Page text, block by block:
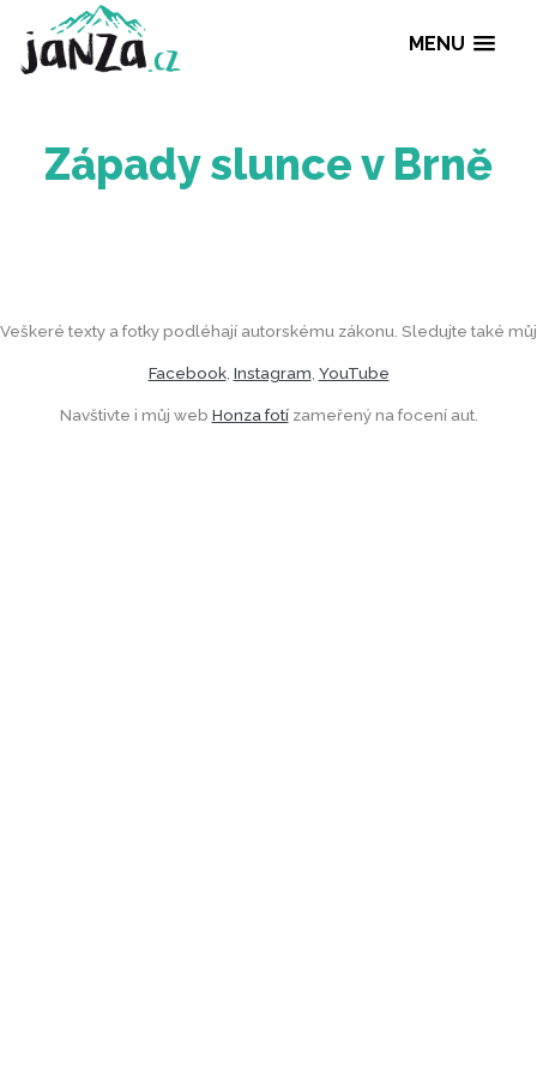
MENU
Západy slunce v
Veškeré texty a fotky podléhají autorskému zákonu. Sledujte také můj
Facebook, Instagram YouTube
Navštivte i můj web Honza fotízameřený na focení aut.